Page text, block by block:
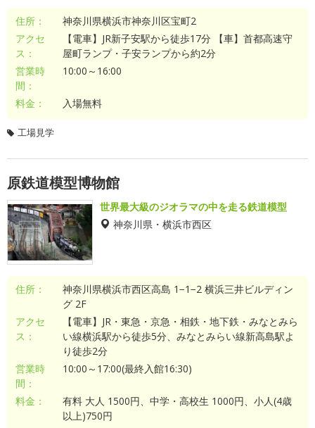
住所：
神奈川県横浜市神奈川区宝町2
アクセ
ス：
【電車】JR新子安駅から徒歩17分 【車】首都高速守
屋町ランプ・子安ランプから約2分
営業時
間：
10:00～16:00
料金： 入場無料
工場見学
原鉄道模型博物館
世界最大級のジオラマの中を走る鉄道模型
神奈川県・横浜市西区
住所：
神奈川県横浜市西区高島 1−1−2 横浜三井ビルディン
グ 2F
アクセ
ス：
【電車】JR・東急・京急・相鉄・地下鉄・みなとみら
い線横浜駅から徒歩5分、みなとみらい線新高島駅よ
り徒歩2分
営業時
間：
10:00～17:00(最終入館16:30)
料金：
有料 大人 1500円、中学・高校生 1000円、小人(4歳
以上)750円